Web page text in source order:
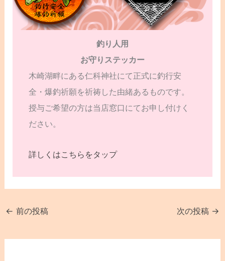
釣り人用
お守りステッカー
木崎湖畔にある仁科神社にて正式に釣行安
全・爆釣祈願を祈祷した由緒あるものです。
授与ご希望の方は当店窓口にてお申し付けく
ださい。
詳しくはこちらをタップ
← 前の投稿 次の投稿 →